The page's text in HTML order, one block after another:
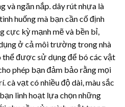
và ngăn nắp.dây rút nhựa là
huống mà bạn cần cố định
cực kỳ mạnh mẽ và bền bỉ,
ở cả môi trường trong nhà
thể được sử dụng để bó các vật
phép bạn đảm bảo rằng mọi
cà vạt có nhiều độ dài, màu sắc
linh hoạt lựa chọn những